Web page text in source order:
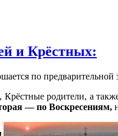
и Крёстных:
по предварительной
Крёстные родители, а
— по Воскресениям,